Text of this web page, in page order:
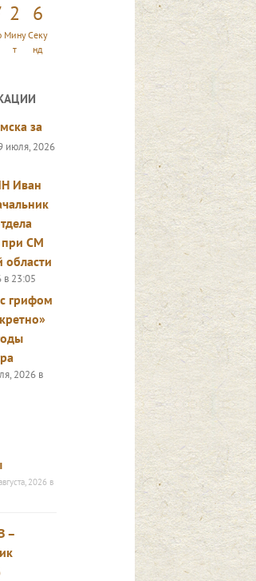
2
Мину
т
7
Секу
нд
за
июля, 2026
Иван
при СМ
области
в 23:05
грифом
2026 в
2026 в
–